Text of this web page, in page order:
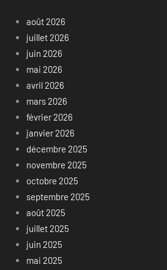
août 2026
juillet 2026
juin 2026
mai 2026
avril 2026
mars 2026
février 2026
janvier 2026
décembre 2025
novembre 2025
octobre 2025
septembre 2025
août 2025
juillet 2025
juin 2025
mai 2025